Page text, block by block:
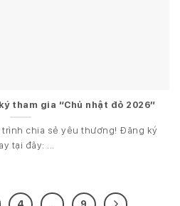
tham gia “Chủ nhật đỏ 2026”
chia sẻ yêu thương! Đăng ký
tại đây: ...